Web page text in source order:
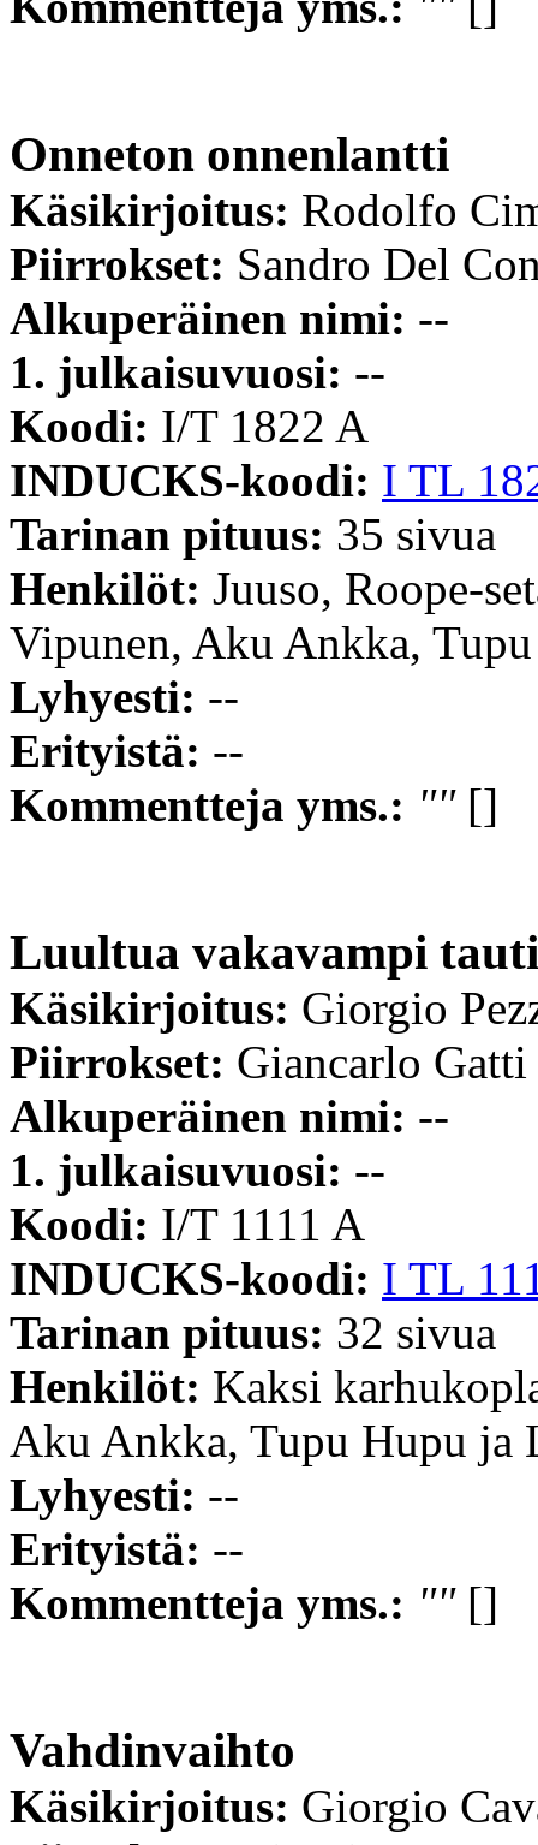
Onneton onnenlantti
Käsikirjoitus: Rodolfo
Piirrokset: Sandro Del
Alkuperäinen nimi: --
1. julkaisuvuosi: --
Koodi: I/T 1822 A
INDUCKS-koodi: I TL
Tarinan pituus: 35 sivua
Henkilöt: Juuso, Roope-
Vipunen, Aku Ankka,
Lyhyesti: --
Erityistä: --
Kommentteja yms.: ""[]
Luultua vakavampi tauti
Käsikirjoitus: Giorgio
Piirrokset: Giancarlo Gatti
Alkuperäinen nimi: --
1. julkaisuvuosi: --
Koodi: I/T 1111 A
INDUCKS-koodi: I TL
Tarinan pituus: 32 sivua
Henkilöt: Kaksi
Aku Ankka, Tupu Hupu ja
Lyhyesti: --
Erityistä: --
Kommentteja yms.: ""[]
Vahdinvaihto
Käsikirjoitus: Giorgio